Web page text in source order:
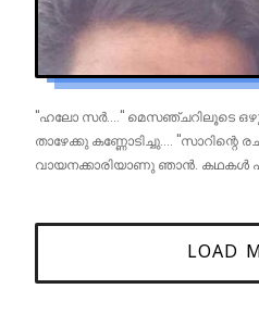
"ഹലോ സർ...." മെസഞ്ചറിലൂടെ
താഴേക്കു കണ്ണോടിച്ചു.... "സാറിന്റെ
വായനക്കാരിയാണു ഞാൻ. കഥകൾ